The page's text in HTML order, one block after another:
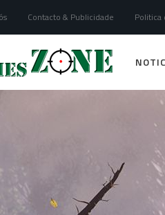
Contacto & Publicidade Politica